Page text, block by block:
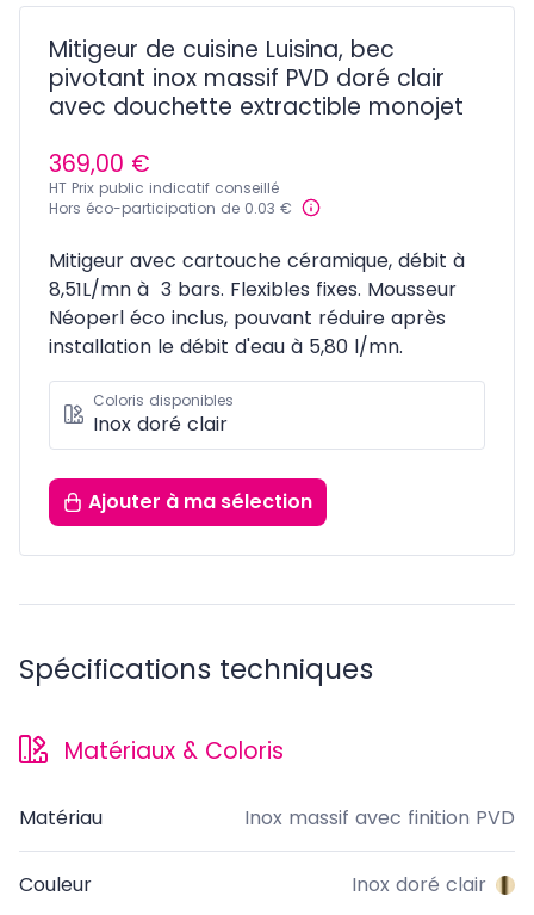
Mitigeur de cuisine Luisina, bec
pivotant inox massif PVD doré clair
avec douchette extractible monojet
369,00 €
HT Prix public indicatif conseillé
Hors éco-participation de 0.03 €
Mitigeur avec cartouche céramique, débit à
8,51L/mn à 3 bars. Flexibles fixes. Mousseur
Néoperl éco inclus, pouvant réduire après
installation le débit d'eau à 5,80 l/mn.
Coloris disponibles
Inox doré clair
Ajouter à ma sélection
Spécifications techniques
Matériaux & Coloris
Matériau Inox massif avec finition PVD
Couleur Inox doré clair